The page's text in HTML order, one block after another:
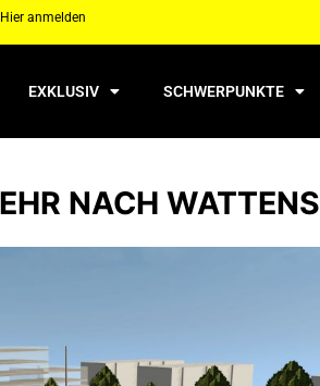
anmelden
EXKLUSIV SCHWERPUNKTE
NACH WATTENS